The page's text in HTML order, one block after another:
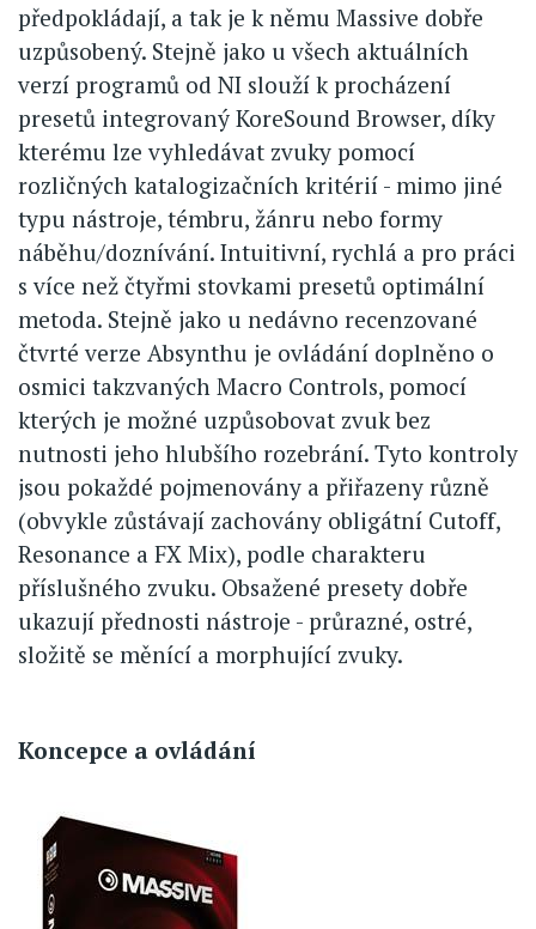
předpokládají, a tak je k němu Massive dobře
uzpůsobený. Stejně jako u všech aktuálních
verzí programů od NI slouží k procházení
presetů integrovaný KoreSound Browser, díky
kterému lze vyhledávat zvuky pomocí
rozličných katalogizačních kritérií - mimo jiné
typu nástroje, témbru, žánru nebo formy
náběhu/doznívání. Intuitivní, rychlá a pro práci
s více než čtyřmi stovkami presetů optimální
metoda. Stejně jako u nedávno recenzované
čtvrté verze Absynthu je ovládání doplněno o
osmici takzvaných Macro Controls, pomocí
kterých je možné uzpůsobovat zvuk bez
nutnosti jeho hlubšího rozebrání. Tyto kontroly
jsou pokaždé pojmenovány a přiřazeny různě
(obvykle zůstávají zachovány obligátní Cutoff,
Resonance a FX Mix), podle charakteru
příslušného zvuku. Obsažené presety dobře
ukazují přednosti nástroje - průrazné, ostré,
složitě se měnící a morphující zvuky.
Koncepce a ovládání